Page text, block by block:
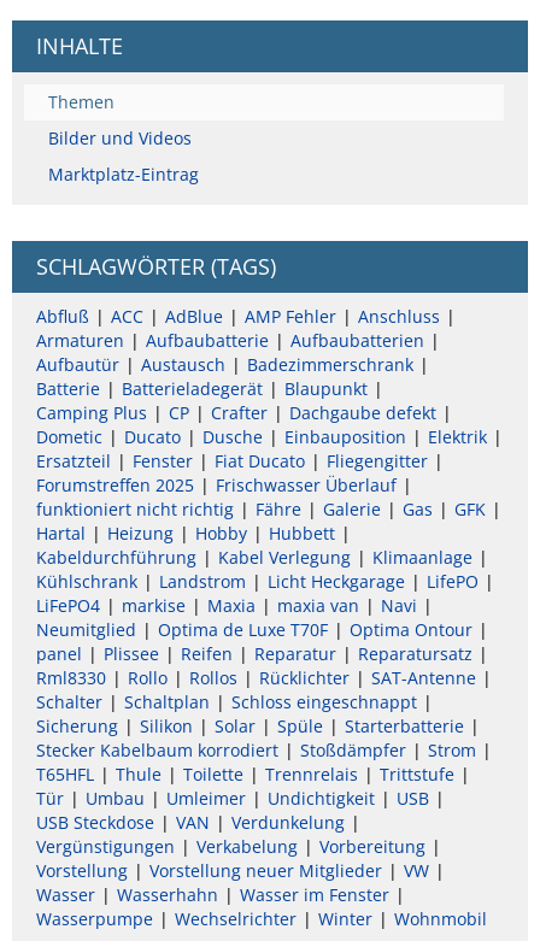
INHALTE
Themen
Bilder und Videos
Marktplatz-Eintrag
SCHLAGWÖRTER (TAGS)
Abfluß ACC AdBlue AMP Fehler
Anschluss
Armaturen
Aufbaubatterie
Aufbaubatterien
Aufbautür
Austausch
Badezimmerschrank
Batterie
Batterieladegerät
Blaupunkt
Camping Plus
CP Crafter
Dachgaube defekt
Dometic
Ducato Dusche Einbauposition
Elektrik
Ersatzteil
Fenster Fiat Ducato
Fliegengitter
Forumstreffen 2025
Frischwasser Überlauf
funktioniert nicht richtig
Fähre Galerie Gas
GFK
Hartal
Heizung Hobby
Hubbett
Kabeldurchführung
Kabel Verlegung
Klimaanlage
Kühlschrank
Landstrom Licht Heckgarage
LifePO
LiFePO4
markise Maxia maxia van
Navi
Neumitglied
Optima de Luxe T70F
Optima Ontour
panel
Plissee Reifen Reparatur
Reparatursatz
Rml8330
Rollo Rollos Rücklichter
SAT-Antenne
Schalter
Schaltplan
Schloss eingeschnappt
Sicherung
Silikon Solar Spüle
Starterbatterie
Stecker Kabelbaum korrodiert
Stoßdämpfer
Strom
T65HFL
Thule Toilette Trennrelais
Trittstufe
Tür
Umbau Umleimer Undichtigkeit
USB
USB Steckdose
VAN
Verdunkelung
Vergünstigungen
Verkabelung
Vorbereitung
Vorstellung
Vorstellung neuer Mitglieder
VW
Wasser
Wasserhahn
Wasser im Fenster
Wasserpumpe
Wechselrichter Winter Wohnmobil